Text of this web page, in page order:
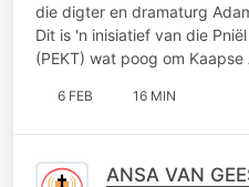
die digter en dramaturg
Dit is 'n inisiatief van die
(PEKT) wat poog om
6 FEB 16 MIN
ANSA VAN